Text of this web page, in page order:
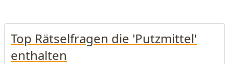
Top Rätselfragen die 'Putzmittel'
enthalten